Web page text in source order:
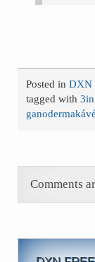
Posted inDXN
tagged with
ganodermakávé
Comments